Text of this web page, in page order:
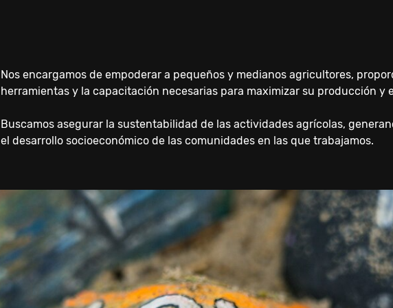
Nos encargamos de empoderar a pequeños y medianos agricultores,
herramientas y la capacitación necesarias para maximizar su producción y
Buscamos asegurar la sustentabilidad de las actividades agrícolas,
el desarrollo socioeconómico de las comunidades en las que trabajamos.